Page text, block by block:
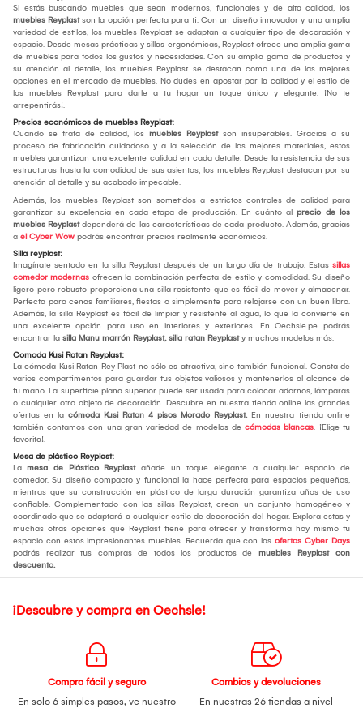
Si estás buscando muebles que sean modernos, funcionales y de alta calidad, los
muebles Reyplastson la opción perfecta para ti. Con un diseño innovador y una amplia
variedad de estilos, los muebles Reyplast se adaptan a cualquier tipo de decoración y
espacio. Desde mesas prácticas y sillas ergonómicas, Reyplast ofrece una amplia gama
de muebles para todos los gustos y necesidades. Con su amplia gama de productos y
su atención al detalle, los muebles Reyplast se destacan como una de las mejores
opciones en el mercado de muebles. No dudes en apostar por la calidad y el estilo de
los muebles Reyplast para darle a tu hogar un toque único y elegante. ¡No te
arrepentirás!.
Precios económicos de muebles Reyplast:
Cuando se trata de calidad, los muebles Reyplast son insuperables. Gracias a su
proceso de fabricación cuidadoso y a la selección de los mejores materiales, estos
muebles garantizan una excelente calidad en cada detalle. Desde la resistencia de sus
estructuras hasta la comodidad de sus asientos, los muebles Reyplast destacan por su
atención al detalle y su acabado impecable.
Además, los muebles Reyplast son sometidos a estrictos controles de calidad para
garantizar su excelencia en cada etapa de producción. En cuánto al precio de los
muebles Reyplastdependerá de las características de cada producto. Además, gracias
a el Cyber Wow podrás encontrar precios realmente económicos.
Silla reyplast:
Imagínate sentado en la silla Reyplast después de un largo día de trabajo. Estas sillas
comedor modernas ofrecen la combinación perfecta de estilo y comodidad. Su diseño
ligero pero robusto proporciona una silla resistente que es fácil de mover y almacenar.
Perfecta para cenas familiares, fiestas o simplemente para relajarse con un buen libro.
Además, la silla Reyplast es fácil de limpiar y resistente al agua, lo que la convierte en
una excelente opción para uso en interiores y exteriores. En Oechsle.pe podrás
encontrar la silla Manu marrón Reyplast, silla ratan Reyplasty muchos modelos más.
Comoda Kusi Ratan Reyplast:
La cómoda Kusi Ratan Rey Plast no sólo es atractiva, sino también funcional. Consta de
varios compartimentos para guardar tus objetos valiosos y mantenerlos al alcance de
tu mano. La superficie plana superior puede ser usada para colocar adornos, lámparas
o cualquier otro objeto de decoración. Descubre en nuestra tienda online las grandes
ofertas en la cómoda Kusi Ratan 4 pisos Morado Reyplast. En nuestra tienda online
también contamos con una gran variedad de modelos de cómodas blancas. ¡Elige tu
favorita!.
Mesa de plástico Reyplast:
La mesa de Plástico Reyplast añade un toque elegante a cualquier espacio de
comedor. Su diseño compacto y funcional la hace perfecta para espacios pequeños,
mientras que su construcción en plástico de larga duración garantiza años de uso
confiable. Complementado con las sillas Reyplast, crean un conjunto homogéneo y
coordinado que se adaptará a cualquier estilo de decoración del hogar. Explora estas y
muchas otras opciones que Reyplast tiene para ofrecer y transforma hoy mismo tu
espacio con estos impresionantes muebles. Recuerda que con las ofertas Cyber Days
podrás realizar tus compras de todos los productos de muebles Reyplast con
descuento.
¡Descubre y compra en Oechsle!
Compra fácil y seguro
En solo 6 simples pasos, ve nuestro
Cambios y devoluciones
En nuestras 26 tiendas a nivel